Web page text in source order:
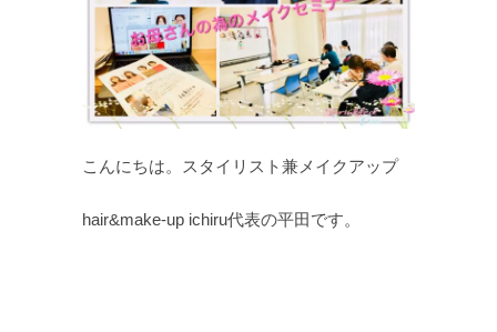
こんにちは。スタイリスト兼メイクアップ
hair&make-up ichiru代表の平田です。